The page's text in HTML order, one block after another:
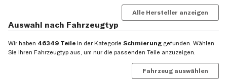
Alle Hersteller anzeigen
Auswahl nach Fahrzeugtyp
Wir haben 46349 Teile in der Kategorie Schmierung gefunden. Wählen
Sie Ihren Fahrzeugtyp aus, um nur die passenden Teile anzuzeigen.
Fahrzeug auswählen